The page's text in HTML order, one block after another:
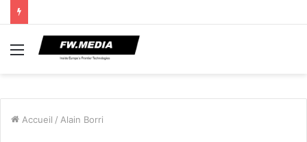
Menu
Accueil / Alain Borri